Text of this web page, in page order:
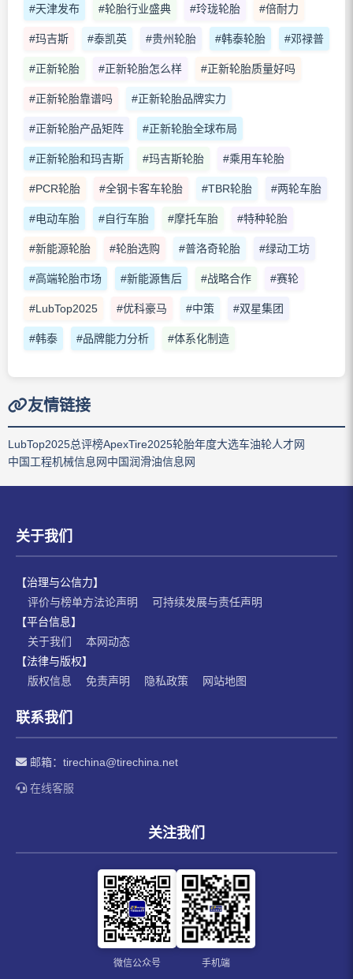
#天津发布 #轮胎行业盛典 #玲珑轮胎 #倍耐力
#玛吉斯 #泰凯英 #贵州轮胎 #韩泰轮胎 #邓禄普
#正新轮胎 #正新轮胎怎么样 #正新轮胎质量好吗
#正新轮胎靠谱吗 #正新轮胎品牌实力
#正新轮胎产品矩阵 #正新轮胎全球布局
#正新轮胎和玛吉斯 #玛吉斯轮胎 #乘用车轮胎
#PCR轮胎 #全钢卡客车轮胎 #TBR轮胎 #两轮车胎
#电动车胎 #自行车胎 #摩托车胎 #特种轮胎
#新能源轮胎 #轮胎选购 #普洛奇轮胎 #绿动工坊
#高端轮胎市场 #新能源售后 #战略合作 #赛轮
#LubTop2025 #优科豪马 #中策 #双星集团
#韩泰 #品牌能力分析 #体系化制造
友情链接
LubTop2025总评榜ApexTire2025轮胎年度大选车油轮人才网
中国工程机械信息网中国润滑油信息网
关于我们
【治理与公信力】
评价与榜单方法论声明
可持续发展与责任声明
【平台信息】
关于我们
本网动态
【法律与版权】
版权信息
免责声明 隐私政策 网站地图
联系我们
邮箱： tirechina@tirechina.net
在线客服
关注我们
微信公众号 手机端